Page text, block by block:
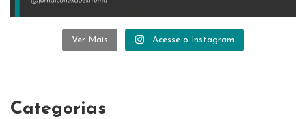
Ver Mais Acesse o Instagram
Categorias